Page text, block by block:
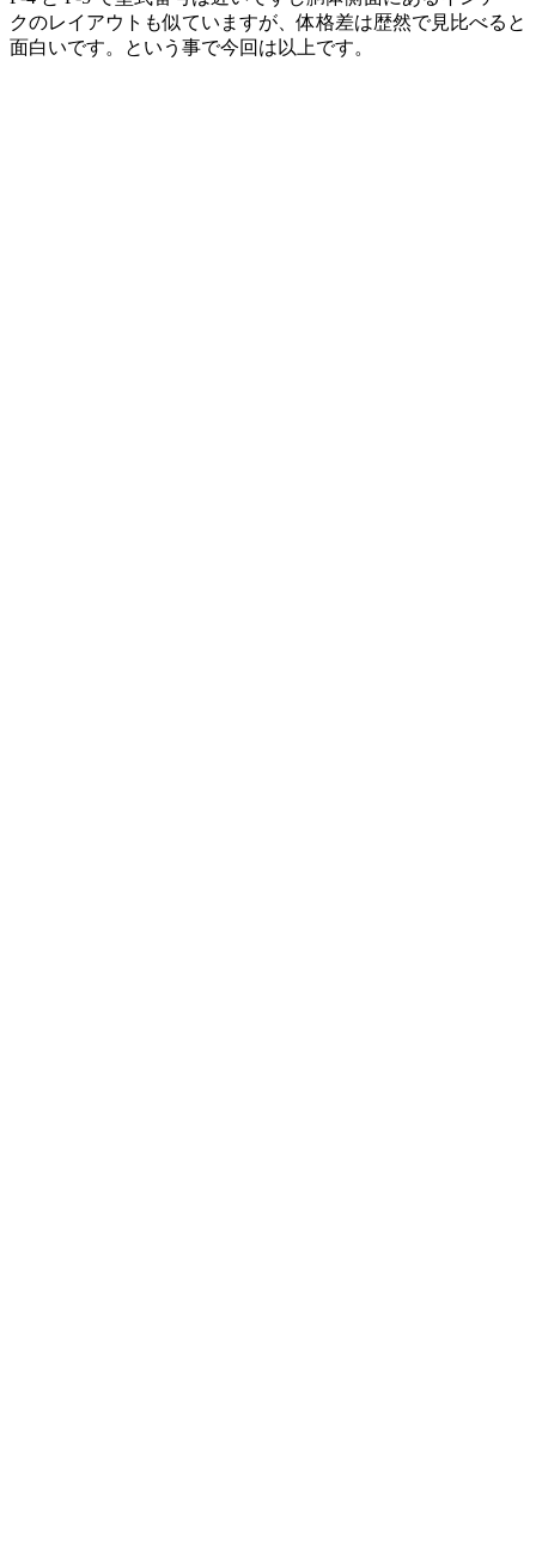
クのレイアウトも似ていますが、体格差は歴然で見比べると
面白いです。という事で今回は以上です。